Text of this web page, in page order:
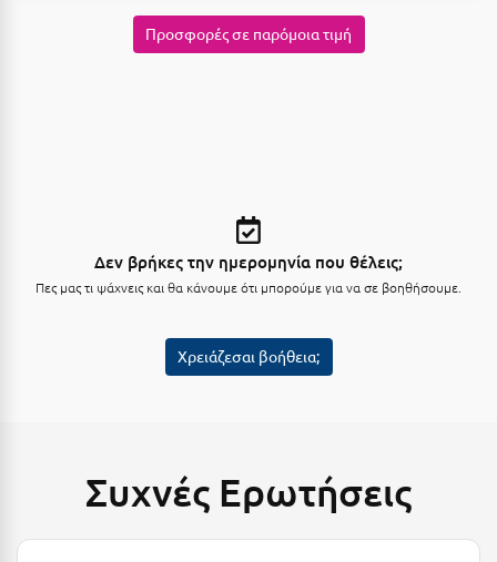
Λακόπετρα Αχαΐας
Λευκάδα
Προσφορές σε παρόμοια τιμή
Δεν βρήκες την ημερομηνία που θέλεις;
Πες μας τι ψάχνεις και θα κάνουμε ότι μπορούμε για να σε βοηθήσουμε.
Χρειάζεσαι βοήθεια;
Συχνές Ερωτήσεις